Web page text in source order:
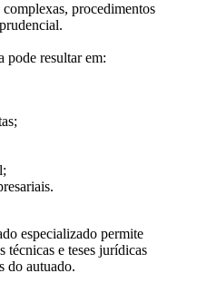
procedimentos
pode resultar em:
especializado permite
técnicas e teses jurídicas
do autuado.